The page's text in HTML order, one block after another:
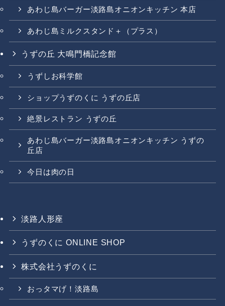
あわじ島バーガー淡路島オニオンキッチン 本店
あわじ島ミルクスタンド＋（プラス）
うずの丘 大鳴門橋記念館
うずしお科学館
ショップうずのくに うずの丘店
絶景レストラン うずの丘
あわじ島バーガー淡路島オニオンキッチン うずの
丘店
今日は肉の日
淡路人形座
うずのくに ONLINE SHOP
株式会社うずのくに
おっタマげ！淡路島